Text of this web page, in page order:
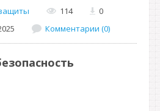
114
0
Комментарии (0)